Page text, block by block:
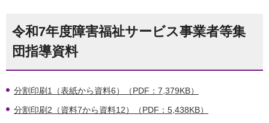
令和7年度障害福祉サービス事業者等集
団指導資料
分割印刷1（表紙から資料6）（PDF：7,379KB）
分割印刷2（資料7から資料12）（PDF：5,438KB）